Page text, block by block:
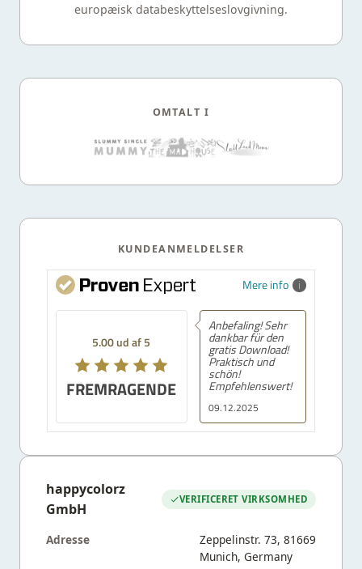
europæisk databeskyttelseslovgivning.
OMTALT I
KUNDEANMELDELSER
Mere info
5.00 ud af 5
FREMRAGENDE
09.12.2025
Anbefaling! Sehr
dankbar für den
gratis Download!
Praktisch und
schön!
Empfehlenswert!
happycolorz
GmbH
VERIFICERET VIRKSOMHED
Adresse
Zeppelinstr. 73, 81669
Munich, Germany